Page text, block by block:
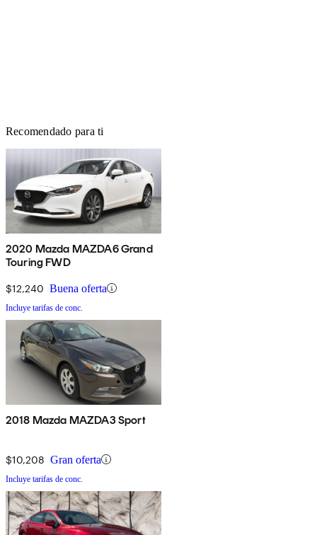
Recomendado para ti
2020 Mazda MAZDA6 Grand
Touring FWD
$12,240 Buena oferta
Incluye tarifas de conc.
2018 Mazda MAZDA3 Sport
$10,208 Gran oferta
Incluye tarifas de conc.